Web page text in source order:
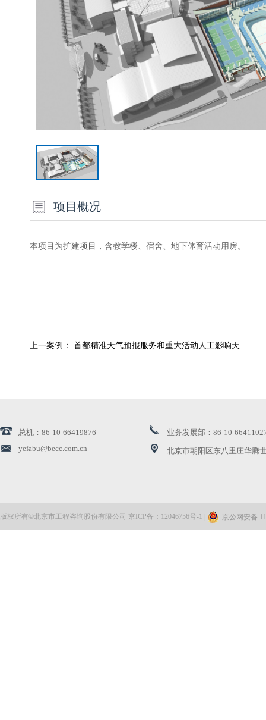
项目概况
本项目为扩建项目，含教学楼、宿舍、地下体育活动用房。
上一案例： 首都精准天气预报服务和重大活动人工影响天...
总机：86-10-66419876
业务发展部：86-10-
yefabu@becc.com.cn
北京市朝阳区东八里庄华腾
版权所有©北京市工程咨询股份有限公司 京ICP备：12046756号-1 | 京公网安备